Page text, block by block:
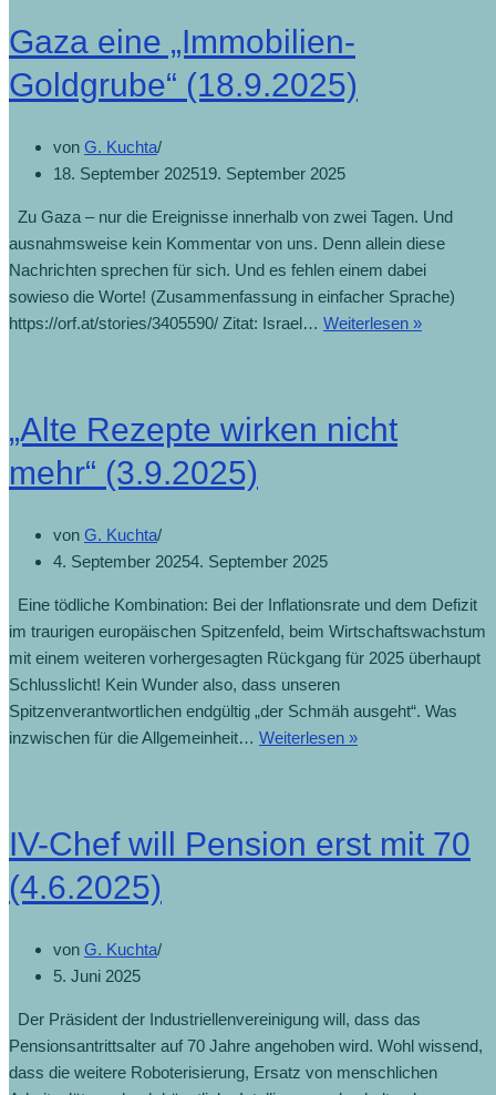
Gaza eine „Immobilien-
Goldgrube“ (18.9.2025)
von G. Kuchta
18. September 202519. September 2025
Zu Gaza – nur die Ereignisse innerhalb von zwei Tagen. Und
ausnahmsweise kein Kommentar von uns. Denn allein diese
Nachrichten sprechen für sich. Und es fehlen einem dabei
sowieso die Worte! (Zusammenfassung in einfacher Sprache)
https://orf.at/stories/3405590/ Zitat: Israel… Weiterlesen »
„Alte Rezepte wirken nicht
mehr“ (3.9.2025)
von G. Kuchta
4. September 20254. September 2025
Eine tödliche Kombination: Bei der Inflationsrate und dem Defizit
im traurigen europäischen Spitzenfeld, beim Wirtschaftswachstum
mit einem weiteren vorhergesagten Rückgang für 2025 überhaupt
Schlusslicht! Kein Wunder also, dass unseren
Spitzenverantwortlichen endgültig „der Schmäh ausgeht“. Was
inzwischen für die Allgemeinheit… Weiterlesen »
IV-Chef will Pension erst mit 70
(4.6.2025)
von G. Kuchta
5. Juni 2025
Der Präsident der Industriellenvereinigung will, dass das
Pensionsantrittsalter auf 70 Jahre angehoben wird. Wohl wissend,
dass die weitere Roboterisierung, Ersatz von menschlichen